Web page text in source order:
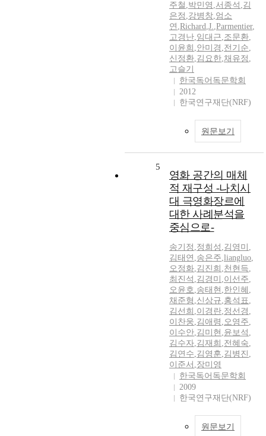
주철 ,박민영 ,서종석 ,김
은정 ,강병창,엄소
연 ,Richard,J.,Parmentier,
고경난,임대근,조문환,
이윤희 ,안미경 ,전기순,
신정환,김요한,채유정 ,
고슬기
한국독어독문학회
2012
한국연구재단(NRF)
원문보기
5
영화 공간의 매체
적 재구성 -나치시
대 극영화장르에
대한 사례분석을
중심으로-
송기정 ,정희성 ,김영미 ,
김태연 ,송은주,liangluo,
오정화,김진희 ,천현득,
최진석 ,김경미 ,이선주,
오윤호,송태현 ,한인혜 ,
채준형 ,신상규,홍석표,
김선희 ,이경란,정선경 ,
이찬웅,김애령 ,오영주,
이수안,김미현 ,윤보석 ,
김수자,김재희 ,전혜숙,
김연수,김영훈,김병진 ,
이준서 ,장미영
한국독어독문학회
2009
한국연구재단(NRF)
원문보기